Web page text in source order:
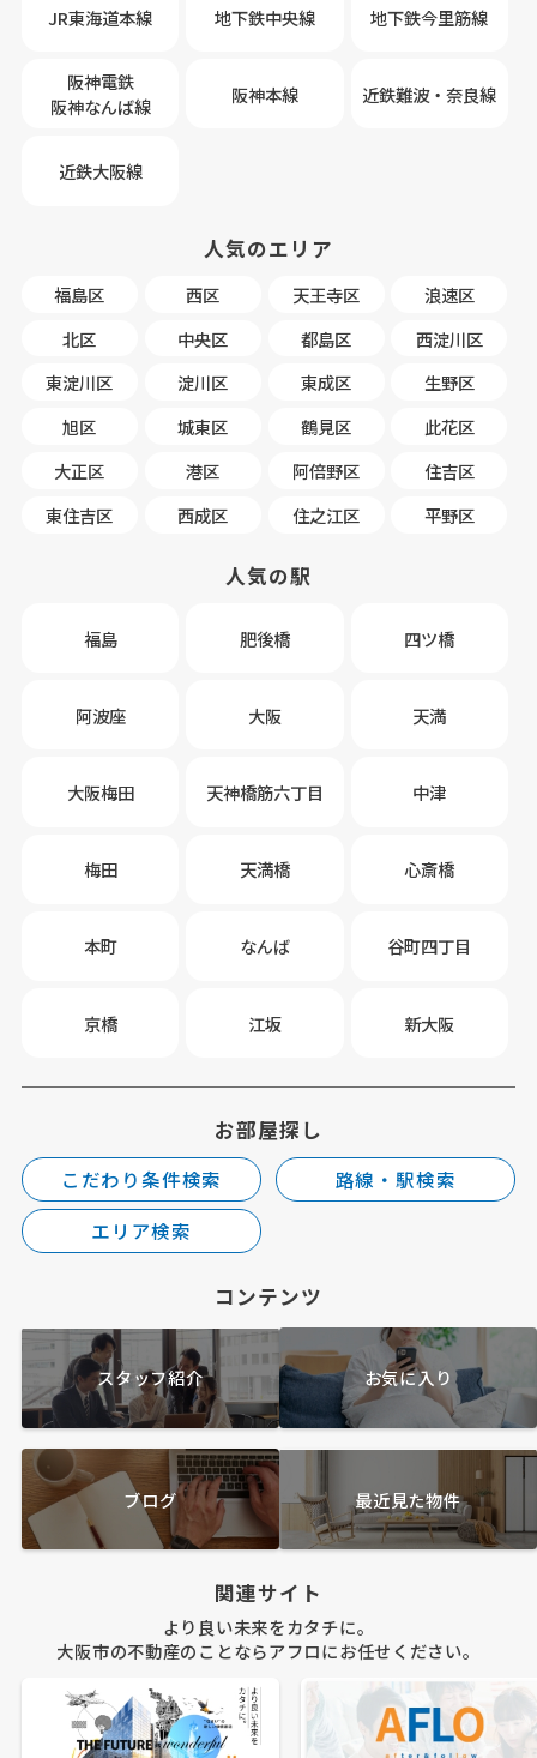
JR東海道本線 地下鉄中央線 地下鉄今里筋線
阪神電鉄
阪神なんば線
阪神本線 近鉄難波・奈良線
近鉄大阪線
人気のエリア
福島区 西区 天王寺区
浪速区
北区
中央区 都島区
西淀川区
東淀川区
淀川区 東成区
生野区
旭区
城東区 鶴見区
此花区
大正区
港区 阿倍野区
住吉区
東住吉区
西成区 住之江区 平野区
人気の駅
福島 肥後橋 四ツ橋
阿波座 大阪 天満
大阪梅田 天神橋筋六丁目 中津
梅田 天満橋 心斎橋
本町 なんば 谷町四丁目
京橋 江坂 新大阪
お部屋探し
こだわり条件検索
路線・駅検索
エリア検索
コンテンツ
スタッフ紹介 お気に入り
ブログ 最近見た物件
関連サイト
より良い未来をカタチに。
大阪市の不動産のことならアフロにお任せください。